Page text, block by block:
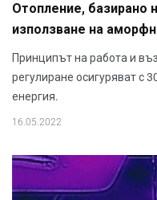
Отопление, базирано
използване на
Принципът на работа и
регулиране осигуряват с
енергия.
16.05.2022